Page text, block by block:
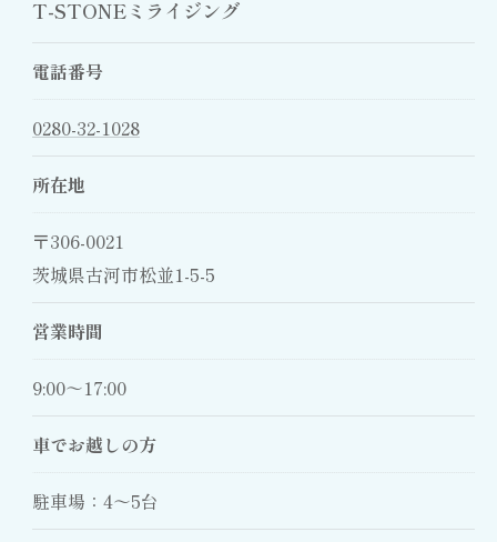
T-STONEミライジング
電話番号
0280-32-1028
所在地
〒306-0021
茨城県古河市松並1-5-5
営業時間
9:00～17:00
車でお越しの方
駐車場：4～5台